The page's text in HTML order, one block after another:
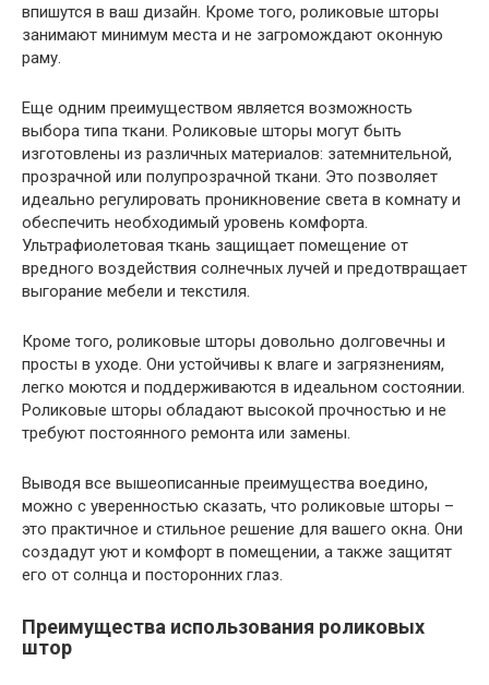
впишутся в ваш дизайн. Кроме того, роликовые шторы
занимают минимум места и не загромождают оконную
раму.
Еще одним преимуществом является возможность
выбора типа ткани. Роликовые шторы могут быть
изготовлены из различных материалов: затемнительной,
прозрачной или полупрозрачной ткани. Это позволяет
идеально регулировать проникновение света в комнату и
обеспечить необходимый уровень комфорта.
Ультрафиолетовая ткань защищает помещение от
вредного воздействия солнечных лучей и предотвращает
выгорание мебели и текстиля.
Кроме того, роликовые шторы довольно долговечны и
просты в уходе. Они устойчивы к влаге и загрязнениям,
легко моются и поддерживаются в идеальном состоянии.
Роликовые шторы обладают высокой прочностью и не
требуют постоянного ремонта или замены.
Выводя все вышеописанные преимущества воедино,
можно с уверенностью сказать, что роликовые шторы –
это практичное и стильное решение для вашего окна. Они
создадут уют и комфорт в помещении, а также защитят
его от солнца и посторонних глаз.
Преимущества использования роликовых
штор